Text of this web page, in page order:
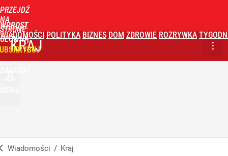
PRZEJDŹ
NA
STRONĘ
GŁÓWNĄ
WPROST
WIADOMOŚCI POLITYKA BIZNES DOM ZDROWIE ROZRYWKA
KRAJ
Wiadomości / Kraj